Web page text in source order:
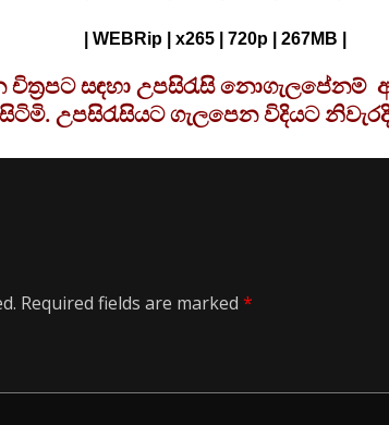
| WEBRip | x265 | 720p | 267MB |
සඳහා උපසිරැසි නොගැලපේනම්
උපසිරැසියට ගැලපෙන විදියට
Required fields are marked *